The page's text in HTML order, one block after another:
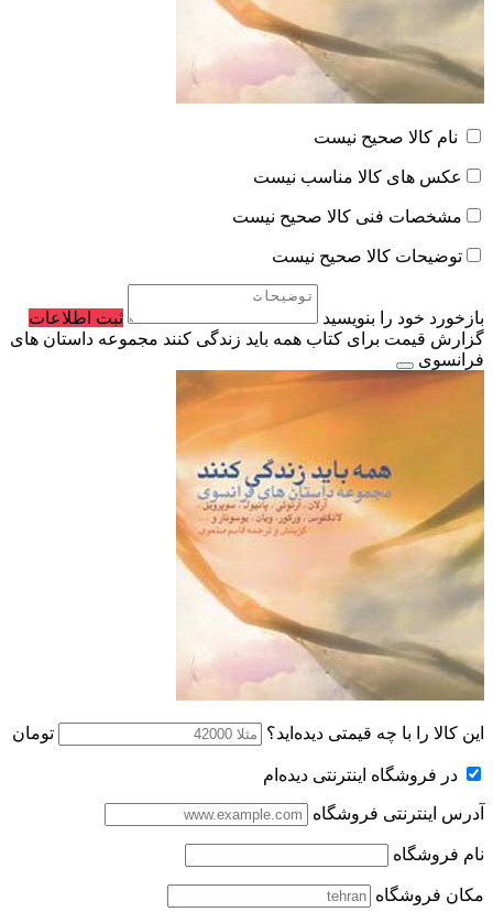
نام کالا صحیح نیست
عکس های کالا مناسب نیست
مشخصات فنی کالا صحیح نیست
توضیحات کالا صحیح نیست
بازخورد خود را بنویسید
ثبت اطلاعات
گزارش قیمت برای کتاب همه باید زندگی کنند مجموعه داستان های
فرانسوی
این کالا را با چه قیمتی دیده‌اید؟ تومان
در فروشگاه اینترنتی دیده‌ام
آدرس اینترنتی فروشگاه
نام فروشگاه
مکان فروشگاه